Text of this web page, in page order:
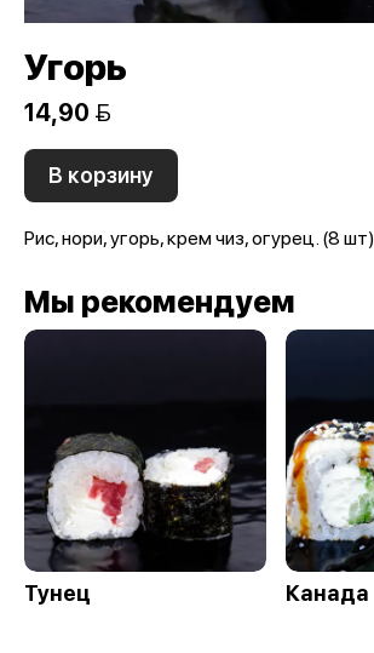
Угорь
14,90 
В корзину
Рис, нори, угорь, крем чиз, огурец. (8 шт)
Мы рекомендуем
Тунец Канада